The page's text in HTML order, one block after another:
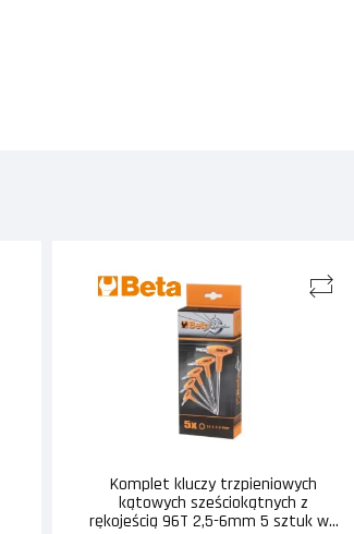
Komplet kluczy trzpieniowych
kątowych sześciokątnych z
rękojeścią 96T 2,5-6mm 5 sztuk w...